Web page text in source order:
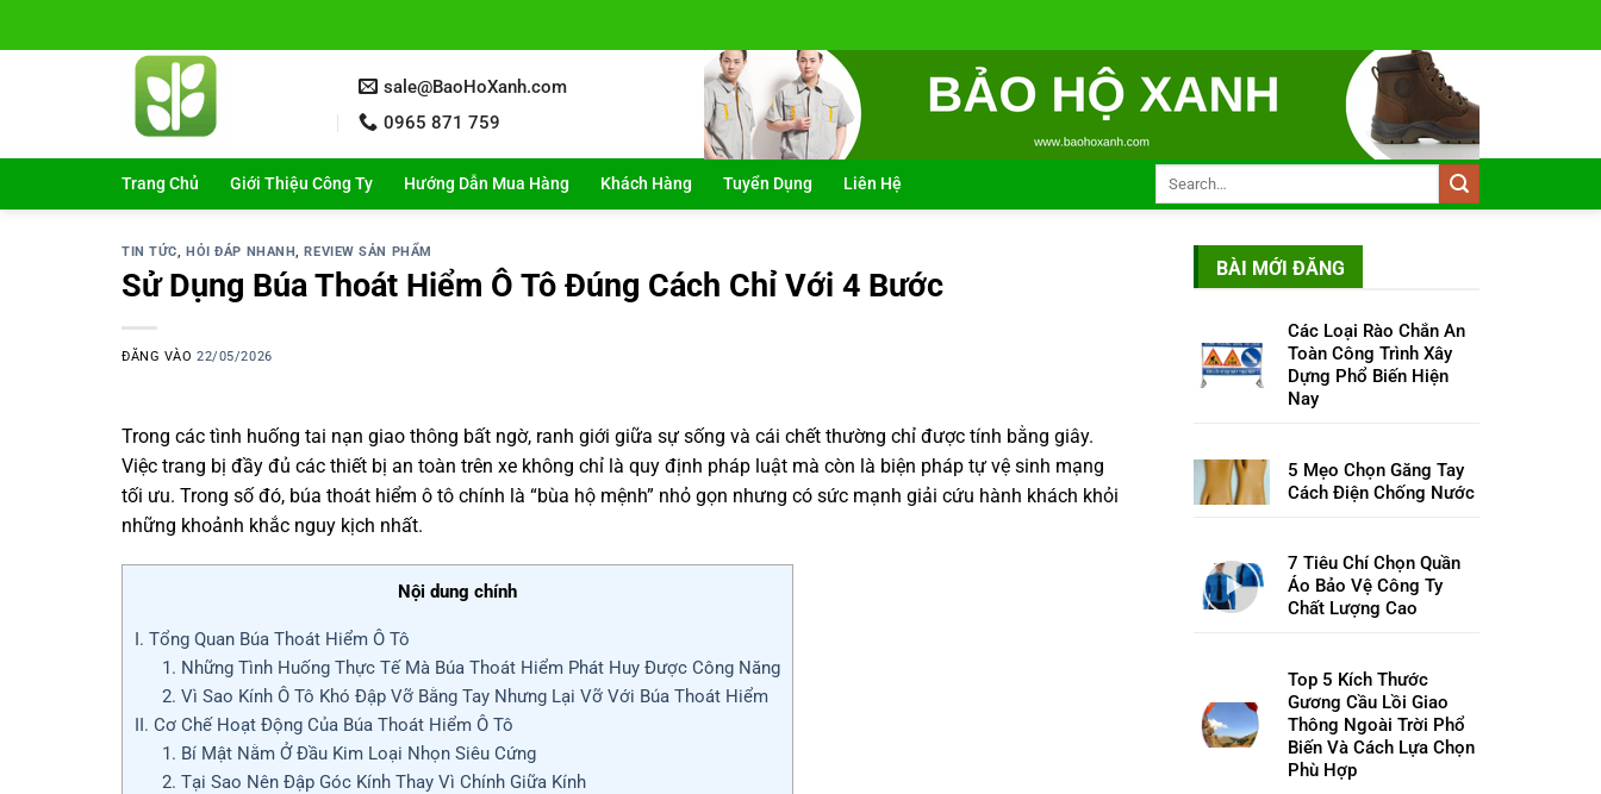
sale@BaoHoXanh.com
0965 871 759
Trang Chủ Giới Thiệu Công Ty Hướng Dẫn Mua Hàng Khách Hàng Tuyển Dụng Liên Hệ
TIN TỨC,HỎI ĐÁP NHANH,REVIEW SẢN PHẨM
Sử Dụng Búa Thoát Hiểm Ô Tô Đúng Cách Chỉ Với 4 Bước
ĐĂNG VÀO22/05/2026
Trong các tình huống tai nạn giao thông bất ngờ, ranh giới giữa sự sống và cái chết thường chỉ được tính bằng giây.
Việc trang bị đầy đủ các thiết bị an toàn trên xe không chỉ là quy định pháp luật mà còn là biện pháp tự vệ sinh mạng
tối ưu. Trong số đó, búa thoát hiểm ô tô chính là “bùa hộ mệnh” nhỏ gọn nhưng có sức mạnh giải cứu hành khách khỏi
những khoảnh khắc nguy kịch nhất.
Nội dung chính
I. Tổng Quan Búa Thoát Hiểm Ô Tô
1. Những Tình Huống Thực Tế Mà Búa Thoát Hiểm Phát Huy Được Công Năng
2. Vì Sao Kính Ô Tô Khó Đập Vỡ Bằng Tay Nhưng Lại Vỡ Với Búa Thoát Hiểm
II. Cơ Chế Hoạt Động Của Búa Thoát Hiểm Ô Tô
1. Bí Mật Nằm Ở Đầu Kim Loại Nhọn Siêu Cứng
2. Tại Sao Nên Đập Góc Kính Thay Vì Chính Giữa Kính
BÀI MỚI ĐĂNG
Các Loại Rào Chắn An
Toàn Công Trình Xây
Dựng Phổ Biến Hiện
Nay
5 Mẹo Chọn Găng Tay
Cách Điện Chống Nước
7 Tiêu Chí Chọn Quần
Áo Bảo Vệ Công Ty
Chất Lượng Cao
Top 5 Kích Thước
Gương Cầu Lồi Giao
Thông Ngoài Trời Phổ
Biến Và Cách Lựa Chọn
Phù Hợp